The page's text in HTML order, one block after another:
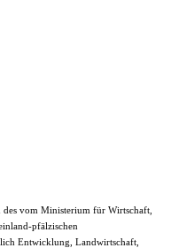
vom Ministerium für Wirtschaft,
pfälzischen
Entwicklung, Landwirtschaft,